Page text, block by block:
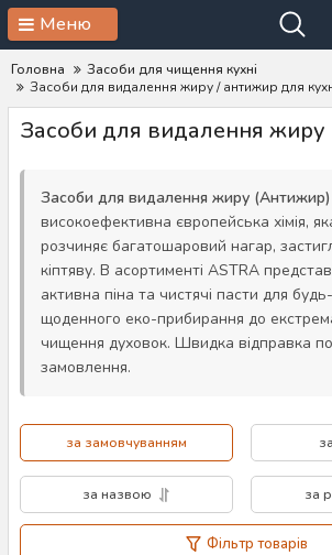
Меню
Головна
Засоби для чищення кухні
Засоби для видалення жиру / антижир для
Засоби для видалення
Засоби для видалення жиру (Антижир)
високоефективна європейська хімія,
розчиняє багатошаровий нагар,
кіптяву. В асортименті ASTRA
активна піна та чистячі пасти для
щоденного еко-прибирання до
чищення духовок. Швидка відправка по
замовлення.
за замовчуванням
за назвою за
Фільтр товарів